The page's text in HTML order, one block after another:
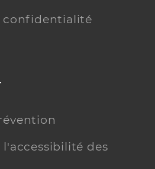
confidentialité
des